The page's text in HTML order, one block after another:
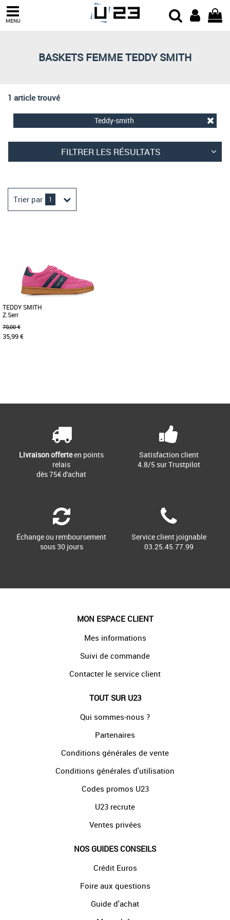
MENU
BASKETS FEMME TEDDY SMITH
1 article trouvé
Teddy-smith
FILTRER LES RÉSULTATS
Trier par 1
Trier par
Prix croissant
Meilleures remises
TEDDY SMITH
Z.Serr
70,00 €
35,99 €
Livraison offerteen points
relais
dès 75€ d'achat
Satisfaction client
4.8/5 sur Trustpilot
Échange ou remboursement
sous 30 jours
Service client joignable
03.25.45.77.99
MON ESPACE CLIENT
Mes informations
Suivi de commande
Contacter le service client
TOUT SUR U23
Qui sommes-nous ?
Partenaires
Conditions générales de vente
Conditions générales d'utilisation
Codes promos U23
U23 recrute
Ventes privées
NOS GUIDES CONSEILS
Crédit Euros
Foire aux questions
Guide d'achat